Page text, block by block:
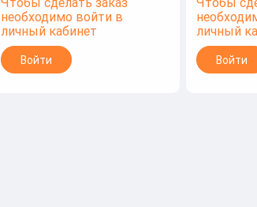
необходимо войти в
личный кабинет
Войти
личный
Войти